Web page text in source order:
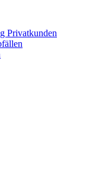
Privatkunden